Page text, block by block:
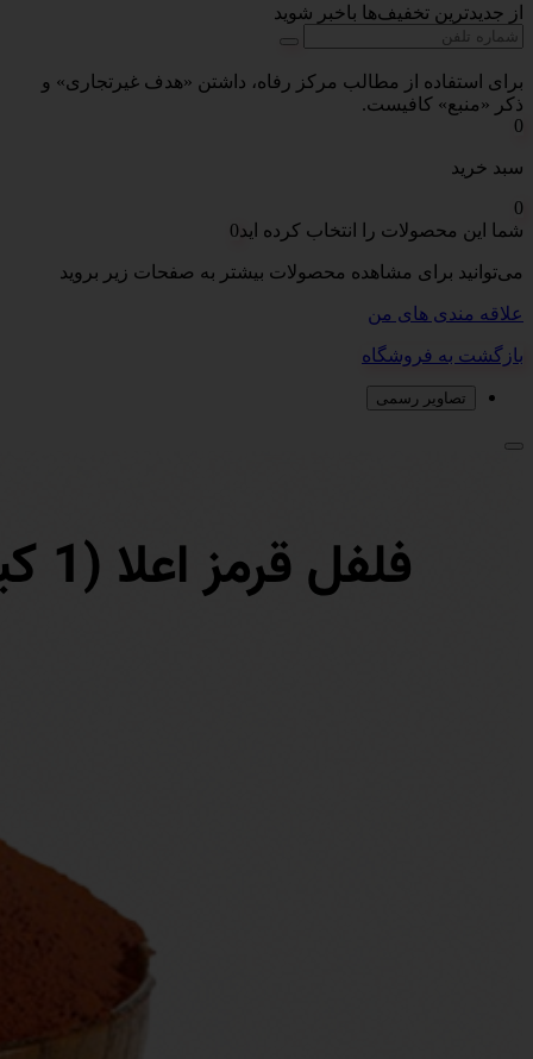
از جدیدترین تخفیف‌ها باخبر شوید
برای استفاده از مطالب مرکز رفاه، داشتن «هدف غیرتجاری» و
ذکر «منبع» کافیست.
0
سبد خرید
0
شما این محصولات را انتخاب کرده اید 0
می‌توانید برای مشاهده محصولات بیشتر به صفحات زیر بروید
علاقه مندی های من
بازگشت به فروشگاه
تصاویر رسمی